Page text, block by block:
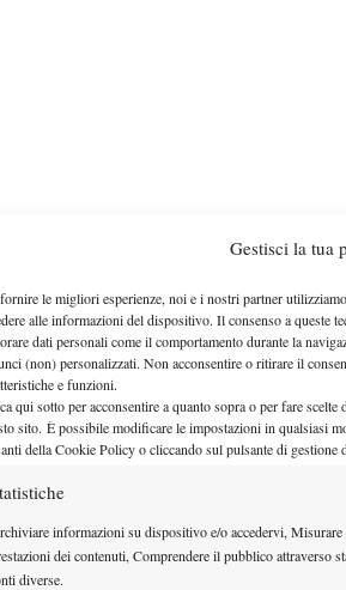
Gestisci la tua
le migliori esperienze, noi e i nostri partner
alle informazioni del dispositivo. Il consenso a queste
dati personali come il comportamento durante la
(non) personalizzati. Non acconsentire o ritirare il
e funzioni.
qui sotto per acconsentire a quanto sopra o per fare scelte
sito. È possibile modificare le impostazioni in qualsiasi
della Cookie Policy o cliccando sul pulsante di gestione
informazioni su dispositivo e/o accedervi,
dei contenuti, Comprendere il pubblico attraverso
diverse.
ora e dove vedere il
Masters 1000 di Cincinnati 2026